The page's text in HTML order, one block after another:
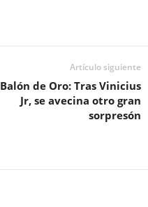
Artículo siguiente
Balón de Oro: Tras Vinicius
Jr, se avecina otro gran
sorpresón